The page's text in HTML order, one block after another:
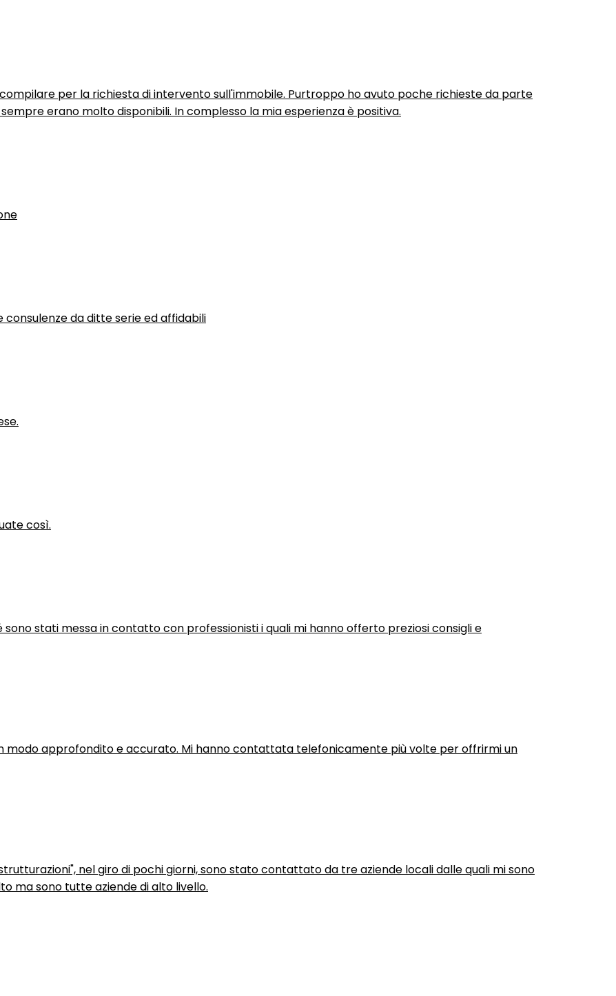
per la richiesta di intervento sull'immobile. Purtroppo ho avuto poche richieste da parte
erano molto disponibili. In complesso la mia esperienza è positiva.
da ditte serie ed affidabili
così.
stati messa in contatto con professionisti i quali mi hanno offerto preziosi consigli e
modo approfondito e accurato. Mi hanno contattata telefonicamente più volte per offrirmi un
nel giro di pochi giorni, sono stato contattato da tre aziende locali dalle quali mi sono
ma sono tutte aziende di alto livello.